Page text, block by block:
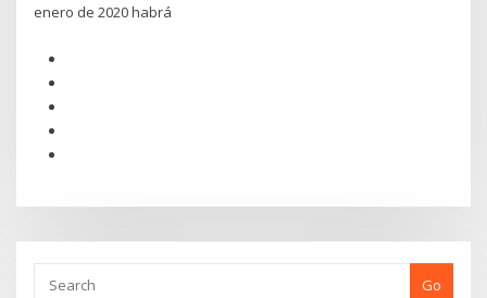
enero de 2020 habrá
Go